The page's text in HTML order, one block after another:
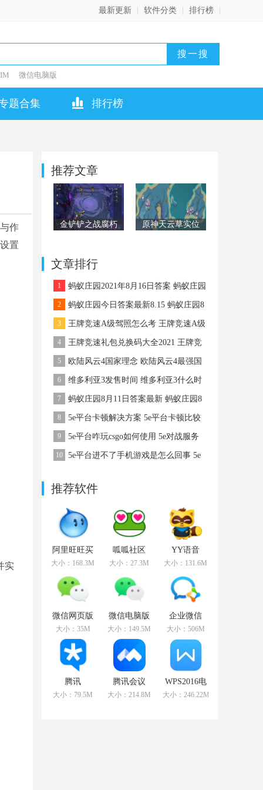
最新更新 软件分类 排行榜
微信电脑版
题合集 排行榜
作
置
实
推荐文章
金铲铲之战腐朽
二关阵容通关攻
略
原神天云草实位
文章排行
1 蚂蚁庄园2021年8月16日答案 蚂蚁庄园
8月16日答案最新
2 蚂蚁庄园今日答案最新8.15 蚂蚁庄园8
月15日答案最新
3 王牌竞速A级驾照怎么考 王牌竞速A级
驾照怎么考
4 王牌竞速礼包兑换码大全2021 王牌竞
速礼包码
5 欧陆风云4国家理念 欧陆风云4最强国
家理念
6 维多利亚3发售时间 维多利亚3什么时
候出
7 蚂蚁庄园8月11日答案最新 蚂蚁庄园8
月11日答案最新
8 5e平台卡顿解决方案 5e平台卡顿比较
严重该怎么办
9 5e平台咋玩csgo如何使用 5e对战服务
平台咋玩csgo
10 5e平台进不了手机游戏是怎么回事 5e
推荐软件
阿里旺旺买
家版
v9.12.12C官
方版
大小：168.3M
呱呱社区
v2.0.0808官
大小：27.3M
YY语音
v8.72.0.1官
大小：131.6M
微信网页版
v2.5.5官方最
新版
大小：35M
微信电脑版
v3.3.5.1000
官方最新版
大小：149.5M
企业微信
v3.1.15.3008
官方PC版
大小：506M
腾讯
TIMv3.3.8.22043
官方版
大小：79.5M
腾讯会议
v2.17.5.410
官方PC版
大小：214.8M
WPS2016电
脑版
v11.1.0.10314
大小：246.22MB